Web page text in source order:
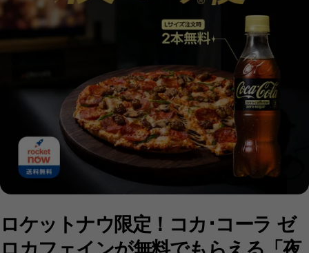
ロケットナウ限定！コカ･コーラ ゼ
ロカフェインが無料でもらえる「夜